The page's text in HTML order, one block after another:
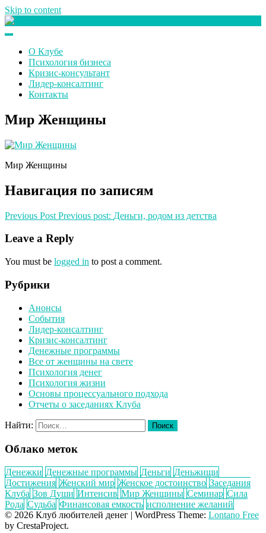
Skip to content
О Клубе
Психология бизнеса
Кризис-консультант
Лидер-консалтинг
Контакты
Мир Женщины
Мир Женщины
Навигация по записям
Previous Post Previous post: Деньги, родом из детства
Leave a Reply
You must be logged in to post a comment.
Рубрики
Анонсы
События
Лидер-консалтинг
Кризис-консалтинг
Денежные программы
Все от женщины на свете
Психология денег
Психология жизни
Основы процессуального подхода
Отчеты о заседаниях Клуба
Найти:
Облако меток
Денежки Денежные программы Деньги Деньжищи
Достижения Женский мир Женское достоинство Заседания
Клуба Зов Души Интенсив Мир Женщины Семинар Сила
Рода Судьба Финансовая емкость исполнение желаний
© 2026 Клуб любителей денег | WordPress Theme: Lontano Free
by CrestaProject.